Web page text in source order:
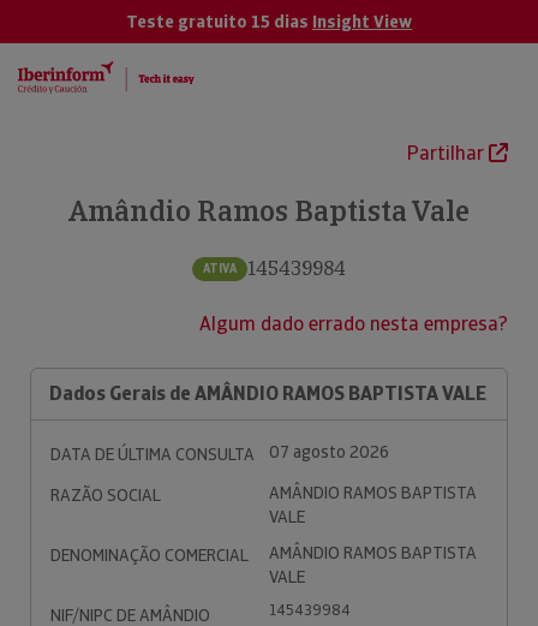
Teste gratuito 15 dias Insight View
Partilhar
Amândio Ramos Baptista Vale
ATIVA 145439984
Algum dado errado nesta empresa?
Dados Gerais de AMÂNDIO RAMOS BAPTISTA VALE
DATA DE ÚLTIMA CONSULTA
07 agosto 2026
RAZÃO SOCIAL
AMÂNDIO RAMOS BAPTISTA
VALE
DENOMINAÇÃO COMERCIAL
AMÂNDIO RAMOS BAPTISTA
VALE
NIF/NIPC DE AMÂNDIO
145439984